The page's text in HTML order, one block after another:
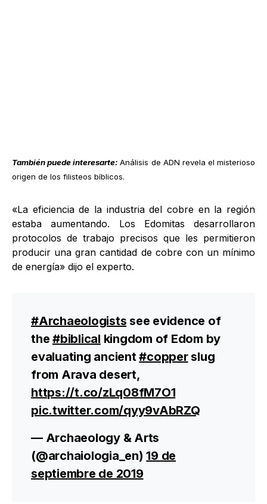
También puede interesarte: Análisis de ADN revela el misterioso
origen de los filisteos bíblicos.
«La eficiencia de la industria del cobre en la región
estaba aumentando. Los Edomitas desarrollaron
protocolos de trabajo precisos que les permitieron
producir una gran cantidad de cobre con un mínimo
de energía» dijo el experto.
#Archaeologists see evidence of
the #biblical kingdom of Edom by
evaluating ancient#copperslug
from Arava desert,
https://t.co/zLq08fM7O1
pic.twitter.com/qyy9vAbRZQ
— Archaeology & Arts
(@archaiologia_en)19 de
septiembre de 2019